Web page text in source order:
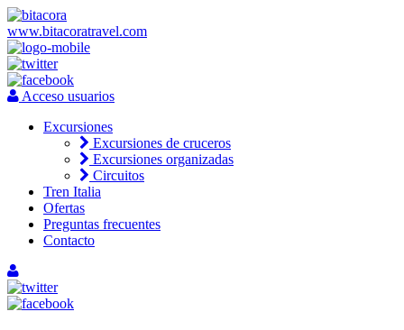
www.bitacoratravel.com
Acceso usuarios
Excursiones
Excursiones de cruceros
Excursiones organizadas
Circuitos
Tren Italia
Ofertas
Preguntas frecuentes
Contacto